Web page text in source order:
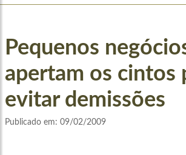
Pequenos
apertam os cintos
evitar demissões
Publicado em: 09/02/2009